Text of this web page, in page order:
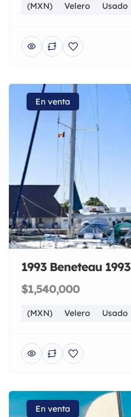
(MXN) Velero Usado
En venta
1993 Beneteau 1993
$1,540,000
(MXN) Velero Usado
En venta